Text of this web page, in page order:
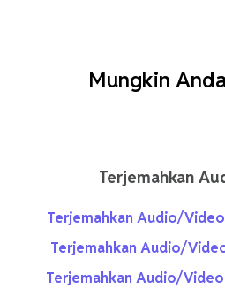
Mungkin
Terjemahkan
Terjemahkan Audio/Video
Terjemahkan Audio/
Terjemahkan Audio/Video